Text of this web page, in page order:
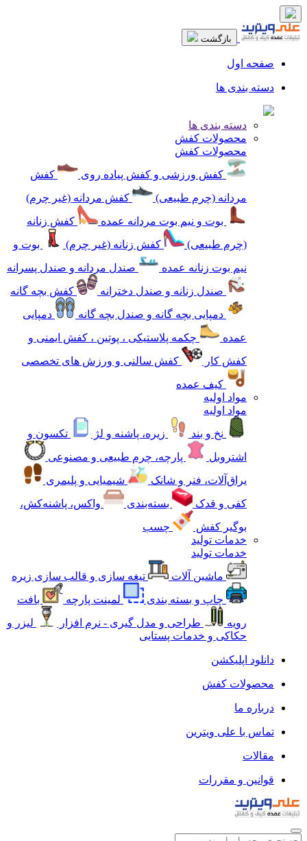
بازگشت
صفحه اول
دسته بندی ها
دسته بندی ها
محصولات کفش
محصولات کفش
کفش ورزشی و کفش پیاده روی
کفش
مردانه (چرم طبیعی)
کفش مردانه (غیر چرم)
بوت و نیم بوت مردانه عمده
کفش زنانه
(چرم طبیعی)
کفش زنانه (غیر چرم)
بوت و
نیم بوت زنانه عمده
صندل مردانه و صندل پسرانه
صندل زنانه و صندل دخترانه
کفش بچه گانه
دمپایی بچه گانه و صندل بچه گانه
دمپایی
عمده
چکمه پلاستیکی ، پوتین ، کفش ایمنی و
کفش کار
کفش سالنی و ورزش های تخصصی
کیف عمده
مواد اولیه
مواد اولیه
نخ و بند
زیره، پاشنه و لژ
تکسون و
اشتروبل
پارچه، چرم طبیعی و مصنوعی
یراق‌آلات، فنر و شانک
شیمیایی و پلیمری
کفی و قدک
بسته‌بندی
واکس، پاشنه‌کش،
بوگیر کفش
چسب
خدمات تولید
خدمات تولید
ماشین آلات
تیغه سازی و قالب سازی زیره
چاپ و بسته بندی
لمینت پارچه
بافت
رویه
طراحی و مدل گیری - نرم افزار
لیزر و
حکاکی و خدمات پستایی
دانلود اپلیکشن
محصولات کفش
درباره ما
تماس با علی ویترین
مقالات
قوانین و مقررات